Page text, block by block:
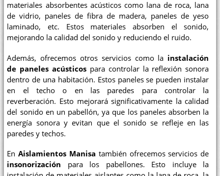
materiales absorbentes acústicos como lana de roca, lana
de vidrio, paneles de fibra de madera, paneles de yeso
laminado, etc. Estos materiales absorben el sonido,
mejorando la calidad del sonido y reduciendo el ruido.
Además, ofrecemos otros servicios como la instalación
de paneles acústicos para controlar la reflexión sonora
dentro de una habitación. Estos paneles se pueden instalar
en el techo o en las paredes para controlar la
reverberación. Esto mejorará significativamente la calidad
del sonido en un pabellón, ya que los paneles absorben la
energía sonora y evitan que el sonido se refleje en las
paredes y techos.
EnAislamientos Manisa también ofrecemos servicios de
insonorización para los pabellones. Esto incluye la